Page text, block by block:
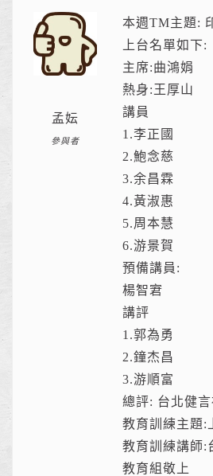
孟妘
參與者
本週TM主題:
上台名單如下:
主席:曲鴻娟
熱身:王厚山
講員
1.李正國
2.鮑念慈
3.余昌霖
4.黃淑惠
5.周本慧
6.游景賀
預備講員:
楊智宭
講評
1.郭為勇
2.鐘杰昌
3.游順富
總評: 台北健
教育訓練主題:
教育訓練講師:
教育組敬上